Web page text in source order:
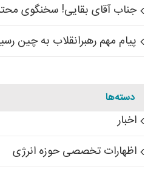
جناب آقای بقایی! سخنگوی
پیام مهم رهبرانقلاب به چین
دسته‌ها
اخبار
اظهارات تخصصی حوزه انرژی